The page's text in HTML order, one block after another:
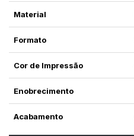
Material
Formato
Cor de Impressão
Enobrecimento
Acabamento